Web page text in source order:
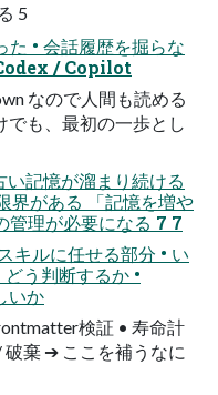
5
た • 会話履歴を掘らな
/ Copilot
なので人間も読める
でも、最初の一歩とし
い記憶が溜まり続ける
界がある 「記憶を増や
管理が必要になる 7 7
キルに任せる部分 • い
う判断するか •
いか
検証 • 寿命計
棄 ➔ ここを補うなに